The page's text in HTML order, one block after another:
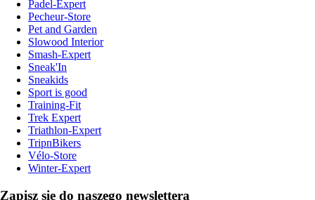
Padel-Expert
Pecheur-Store
Pet and Garden
Slowood Interior
Smash-Expert
Sneak'In
Sneakids
Sport is good
Training-Fit
Trek Expert
Triathlon-Expert
TripnBikers
Vélo-Store
Winter-Expert
Zapisz się do naszego newslettera